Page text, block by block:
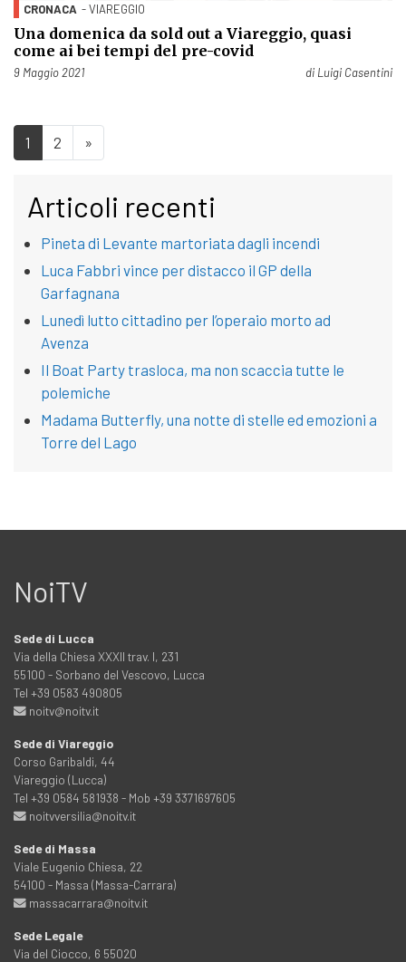
CRONACA - VIAREGGIO
Una domenica da sold out a Viareggio, quasi
come ai bei tempi del pre-covid
Pubblicato il
9 Maggio 2021 di Luigi Casentini
1 2 »
Articoli recenti
Pineta di Levante martoriata dagli incendi
Luca Fabbri vince per distacco il GP della
Garfagnana
Lunedì lutto cittadino per l’operaio morto ad
Avenza
Il Boat Party trasloca, ma non scaccia tutte le
polemiche
Madama Butterfly, una notte di stelle ed emozioni a
Torre del Lago
NoiTV
Sede di Lucca
Via della Chiesa XXXII trav. I, 231
55100 - Sorbano del Vescovo, Lucca
Tel +39 0583 490805
noitv@noitv.it
Sede di Viareggio
Corso Garibaldi, 44
Viareggio (Lucca)
Tel +39 0584 581938 - Mob +39 3371697605
noitvversilia@noitv.it
Sede di Massa
Viale Eugenio Chiesa, 22
54100 - Massa (Massa-Carrara)
massacarrara@noitv.it
Sede Legale
Via del Ciocco, 6 55020